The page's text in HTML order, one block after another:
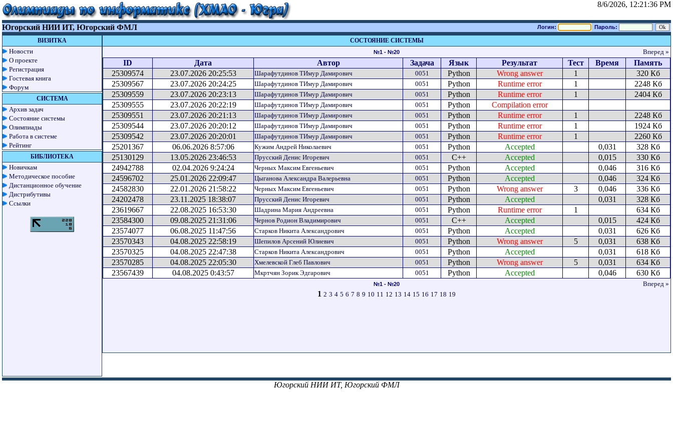
8/6/2026, 12:21:36 PM
Югорский НИИ ИТ, Югорский ФМЛ Логин: Пароль:
ВИЗИТКА
Новости
О проекте
Регистрация
Гостевая книга
Форум
СИСТЕМА
Архив задач
Состояние системы
Олимпиады
Работа в системе
Рейтинг
БИБЛИОТЕКА
Новичкам
Методическое пособие
Дистанционное обучение
Дистрибутивы
Ссылки
СОСТОЯНИЕ СИСТЕМЫ
№1 - №20 Вперед »
ID Дата Автор Задача Язык Результат Тест Время
Память
25309574
23.07.2026 20:25:53 Шарафутдинов ТИмур Дамирович 0051 Python Wrong answer 1
320 Кб
25309567
23.07.2026 20:24:25 Шарафутдинов ТИмур Дамирович 0051 Python Runtime error 1
2248 Кб
25309559
23.07.2026 20:23:13 Шарафутдинов ТИмур Дамирович 0051 Python Runtime error 1
2404 Кб
25309555
23.07.2026 20:22:19 Шарафутдинов ТИмур Дамирович 0051 Python
Compilation error
25309551
23.07.2026 20:21:13 Шарафутдинов ТИмур Дамирович 0051 Python Runtime error 1
2248 Кб
25309544
23.07.2026 20:20:12 Шарафутдинов ТИмур Дамирович 0051 Python Runtime error 1
1924 Кб
25309542
23.07.2026 20:20:01 Шарафутдинов ТИмур Дамирович 0051 Python Runtime error 1
2260 Кб
25201367
06.06.2026 8:57:06 Кужим Андрей Николаевич 0051 Python Accepted 0,031
328 Кб
25130129
13.05.2026 23:46:53 Прусский Денис Игоревич 0051 C++ Accepted 0,015
330 Кб
24942788
02.04.2026 9:24:24 Черных Максим Евгеньевич 0051 Python Accepted 0,046
316 Кб
24596702
25.01.2026 22:09:47 Цыганова Александра Валерьевна 0051 Python Accepted 0,046
324 Кб
24582830
22.01.2026 21:58:22 Черных Максим Евгеньевич 0051 Python Wrong answer 3 0,046
336 Кб
24202478
23.11.2025 18:38:07 Прусский Денис Игоревич 0051 Python Accepted 0,031
328 Кб
23619667
22.08.2025 16:53:30 Шадрина Мария Андреевна 0051 Python Runtime error 1
634 Кб
23584300
09.08.2025 21:31:06 Чернов Родион Владимирович 0051 C++ Accepted 0,015
424 Кб
23574077
06.08.2025 11:47:56 Старков Никита Александрович 0051 Python Accepted 0,031
626 Кб
23570343
04.08.2025 22:58:19 Шепилов Арсений Юлиевич 0051 Python Wrong answer 5 0,031
638 Кб
23570325
04.08.2025 22:47:38 Старков Никита Александрович 0051 Python Accepted 0,031
618 Кб
23570285
04.08.2025 22:05:30 Хмелевской Глеб Павлович 0051 Python Wrong answer 5 0,031
634 Кб
23567439
04.08.2025 0:43:57 Мкртчян Зорик Эдгарович 0051 Python Accepted 0,046 630 Кб
№1 - №20 Вперед »
1 2 3 4 5 6 7 8 9 10 11 12 13 14 15 16 17 18 19
Югорский НИИ ИТ, Югорский ФМЛ